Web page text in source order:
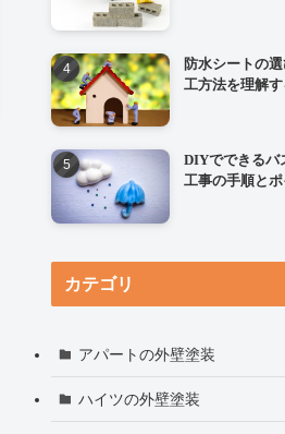
防水シートの
工方法を理解
DIYでできるバ
工事の手順とポ
カテゴリ
アパートの外壁塗装
ハイツの外壁塗装